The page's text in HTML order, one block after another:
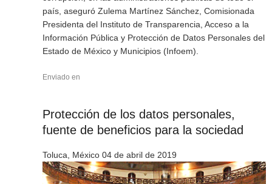
país, aseguró Zulema Martínez Sánchez, Comisionada
Presidenta del Instituto de Transparencia, Acceso a la
Información Pública y Protección de Datos Personales del
Estado de México y Municipios (Infoem).
Enviado en
Protección de los datos personales,
fuente de beneficios para la sociedad
Toluca, México 04 de abril de 2019